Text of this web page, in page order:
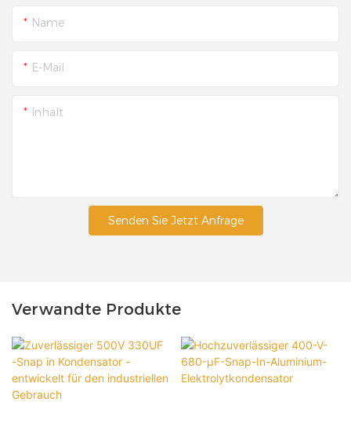
Name
E-Mail
Inhalt
Senden Sie Jetzt Anfrage
Verwandte Produkte